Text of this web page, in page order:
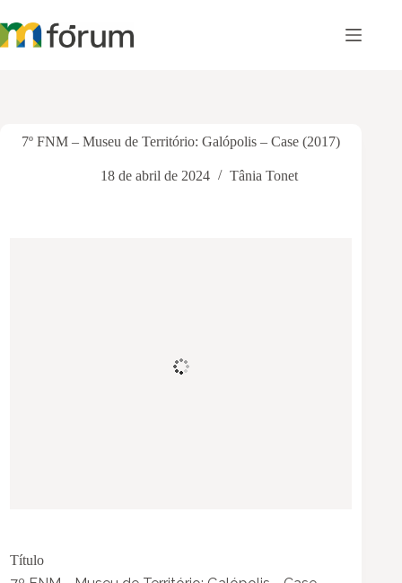
para
o
7º FNM – Museu de Território: Galópolis – Case (2017)
18 de abril de 2024 Tânia Tonet
Título